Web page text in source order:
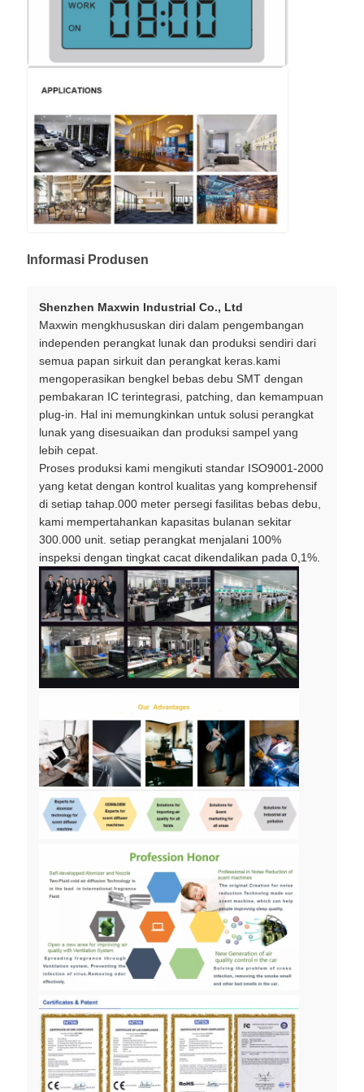
Informasi Produsen
Shenzhen Maxwin Industrial Co., Ltd
Maxwin mengkhususkan diri dalam pengembangan
independen perangkat lunak dan produksi sendiri dari
semua papan sirkuit dan perangkat keras.kami
mengoperasikan bengkel bebas debu SMT dengan
pembakaran IC terintegrasi, patching, dan kemampuan
plug-in. Hal ini memungkinkan untuk solusi perangkat
lunak yang disesuaikan dan produksi sampel yang
lebih cepat.
Proses produksi kami mengikuti standar ISO9001-2000
yang ketat dengan kontrol kualitas yang komprehensif
di setiap tahap.000 meter persegi fasilitas bebas debu,
kami mempertahankan kapasitas bulanan sekitar
300.000 unit. setiap perangkat menjalani 100%
inspeksi dengan tingkat cacat dikendalikan pada 0,1%.